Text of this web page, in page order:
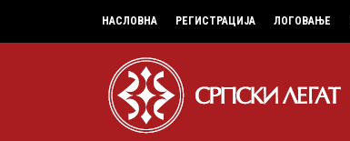
НАСЛОВНА РЕГИСТРАЦИЈА ЛОГОВАЊЕ